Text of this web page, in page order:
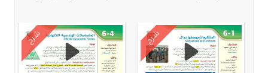
شرح شرح